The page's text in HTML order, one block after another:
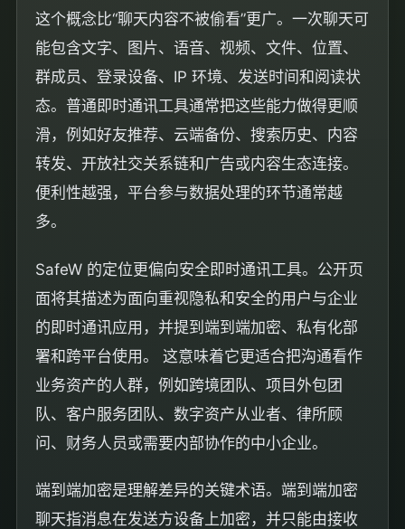
这个概念比“聊天内容不被偷看”更广。一次聊天可
能包含文字、图片、语音、视频、文件、位置、
群成员、登录设备、IP 环境、发送时间和阅读状
态。普通即时通讯工具通常把这些能力做得更顺
滑，例如好友推荐、云端备份、搜索历史、内容
转发、开放社交关系链和广告或内容生态连接。
便利性越强，平台参与数据处理的环节通常越
多。
SafeW 的定位更偏向安全即时通讯工具。公开页
面将其描述为面向重视隐私和安全的用户与企业
的即时通讯应用，并提到端到端加密、私有化部
署和跨平台使用。
这意味着它更适合把沟通看作
业务资产的人群，例如跨境团队、项目外包团
队、客户服务团队、数字资产从业者、律所顾
问、财务人员或需要内部协作的中小企业。
端到端加密是理解差异的关键术语。端到端加密
聊天指消息在发送方设备上加密，并只能由接收